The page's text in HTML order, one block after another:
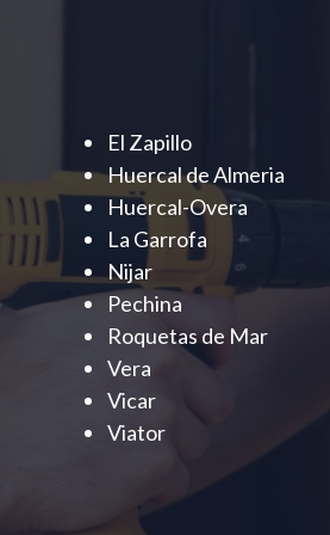
El Zapillo
Huercal de Almeria
Huercal-Overa
La Garrofa
Nijar
Pechina
Roquetas de Mar
Vera
Vicar
Viator